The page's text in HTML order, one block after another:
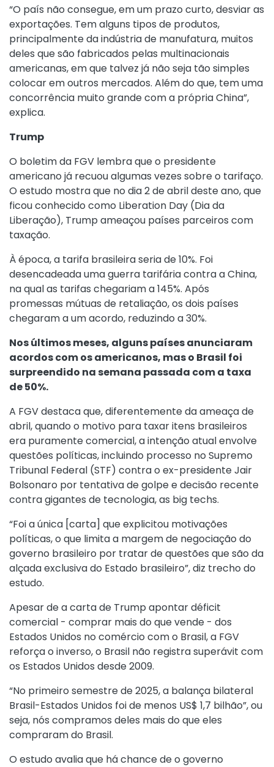
“O país não consegue, em um prazo curto, desviar as
exportações. Tem alguns tipos de produtos,
principalmente da indústria de manufatura, muitos
deles que são fabricados pelas multinacionais
americanas, em que talvez já não seja tão simples
colocar em outros mercados. Além do que, tem uma
concorrência muito grande com a própria China”,
explica.
Trump
O boletim da FGV lembra que o presidente
americano já recuou algumas vezes sobre o tarifaço.
O estudo mostra que no dia 2 de abril deste ano, que
ficou conhecido como Liberation Day (Dia da
Liberação), Trump ameaçou países parceiros com
taxação.
À época, a tarifa brasileira seria de 10%. Foi
desencadeada uma guerra tarifária contra a China,
na qual as tarifas chegariam a 145%. Após
promessas mútuas de retaliação, os dois países
chegaram a um acordo, reduzindo a 30%.
Nos últimos meses, alguns países anunciaram
acordos com os americanos, mas o Brasil foi
surpreendido na semana passada com a taxa
de 50%.
A FGV destaca que, diferentemente da ameaça de
abril, quando o motivo para taxar itens brasileiros
era puramente comercial, a intenção atual envolve
questões políticas, incluindo processo no Supremo
Tribunal Federal (STF) contra o ex-presidente Jair
Bolsonaro por tentativa de golpe e decisão recente
contra gigantes de tecnologia, as big techs.
“Foi a única [carta] que explicitou motivações
políticas, o que limita a margem de negociação do
governo brasileiro por tratar de questões que são da
alçada exclusiva do Estado brasileiro”, diz trecho do
estudo.
Apesar de a carta de Trump apontar déficit
comercial - comprar mais do que vende - dos
Estados Unidos no comércio com o Brasil, a FGV
reforça o inverso, o Brasil não registra superávit com
os Estados Unidos desde 2009.
“No primeiro semestre de 2025, a balança bilateral
Brasil-Estados Unidos foi de menos US$ 1,7 bilhão”, ou
seja, nós compramos deles mais do que eles
compraram do Brasil.
O estudo avalia que há chance de o governo